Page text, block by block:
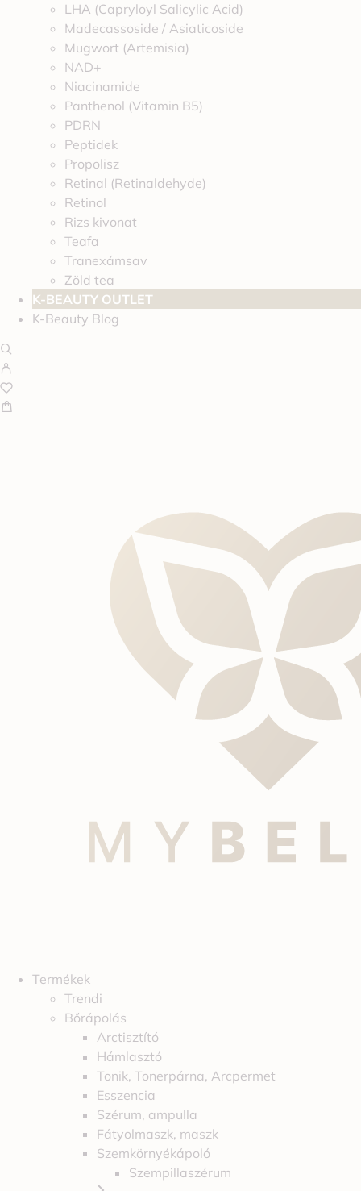
LHA (Capryloyl Salicylic Acid)
Madecassoside / Asiaticoside
Mugwort (Artemisia)
NAD+
Niacinamide
Panthenol (Vitamin B5)
PDRN
Peptidek
Propolisz
Retinal (Retinaldehyde)
Retinol
Rizs kivonat
Teafa
Tranexámsav
Zöld tea
K-BEAUTY OUTLET
K-Beauty Blog
Termékek
Trendi
Bőrápolás
Arctisztító
Hámlasztó
Tonik, Tonerpárna, Arcpermet
Esszencia
Szérum, ampulla
Fátyolmaszk, maszk
Szemkörnyékápoló
Szempillaszérum